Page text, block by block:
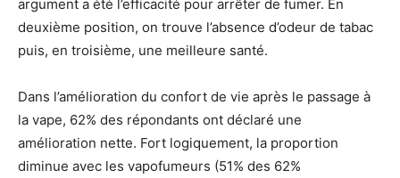
argument a été l’efficacité pour arrêter de fumer. En
deuxième position, on trouve l’absence d’odeur de tabac
puis, en troisième, une meilleure santé.
Dans l’amélioration du confort de vie après le passage à
la vape, 62% des répondants ont déclaré une
amélioration nette. Fort logiquement, la proportion
diminue avec les vapofumeurs (51% des 62%